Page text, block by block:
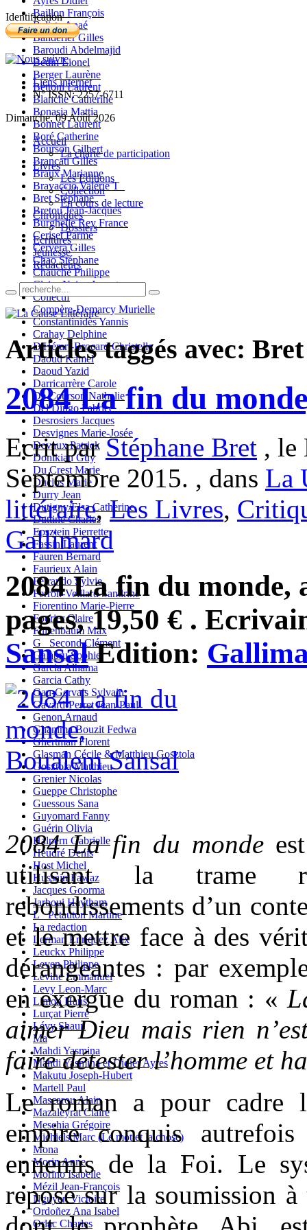
Baillon François
Balista Anaé
Banderier Gilles
Baroudi Abdelmajid
Bedin Lionel
Berger Laurène
Bettoni Laurent
Blanche Catherine
Bonasia Mattia
Bonnet Laurent
Boré Catherine
Bourson Gilbert
Brancati Gilles
Braux Marianne
Bravaccio Valérie T_
Bret Stéphane
Bretou Jean-Jacques
Burghelle Rey France
Ceriset Parme
Cervera Gilles
Chao Stéphane
Chauché Philippe
Claire-Neige Jaunet
Collectif
Compère-Demarcy Murielle
Constantinidès Yannis
Crahay Delphine
D'Hérart-Brocard Christelle
Daoud Kamel
Daoud Yazid
Darricarrère Carole
De Courson Nathalie
Del Dingo Fabrice
Desrosiers Jacques
Desvignes Marie-Josée
Devaux Patrick
Donikian Guy
Du Crest Marie
Duclos Marie
Durry Jean
Dutigny/Elsa Catherine
Duttine Charles
Epsztein Pierrette
Fassin Laurent
Fauren Bernard
Faurieux Alain
Ferrando Sylvie
Ferron-Veillard Sandrine
Fiorentino Marie-Pierre
Fourier Claire
Fullenbaum Max
G_ Second Clément
Galabru Sophie
Garcia Alhama
Garcia Cathy
Gau-Gervais Sylvain
Gavard-Perret Jean-Paul
Genon Arnaud
Ghanima Bouzit Fedwa
Ghertman Florent
Glasman Cécile & Matthieu Gosztola
Gosztola Matthieu
Grenier Nicolas
Gueppe Christophe
Guessous Sana
Guyomard Fanny
Guérin Olivia
Halpern Gabrielle
Heudré Denis
Host Michel
Hussain Fawaz
Jacques Goorma
Jarboui Haytham
L_ Petauton Martine
La redaction
Lerman Enriquez Alix
Leuckx Philippe
Leven Philippe
Levine Emmanuel
Levy Leon-Marc
Limon Hans
Lurçat Pierre
Lévy Shaun
Ma
Mahdi Yasmina
Mahdi Yasmina et Didier Ayres
Makutu Joseph-Hubert
Martell Paul
Mascarou Alain
Mazaleyrat Claire
Meschia Grégoire
Michiels Marc (Le mot et la chose)
Mona
Morin Anne
Morino Isabelle
Mézil Jean-François
Nguyen Victoire
Ordoñez Ana Isabel
Orlac Charles
Identification
Liens internet
N° ISSN: 2257-6711
Dimanche, 09 Août 2026
Accueil
La charte de participation
Livres
Les Editions
Collection
En cours de lecture
Chroniques
Dossiers
Ecritures
Jeunesse
Rédacteurs
Articles taggés avec:
2084 La fin du
Ecrit parStéphane Bret , le
Septembre 2015. , dans La
littéraire,Les Livres,
Gallimard
2084 La fin du monde,
pages, 19,50 € .
SansalEdition:
2084 La fin du monde
utilisant la trame
rebondissements d’un
et le mettre face à des
dérangeantes : par
en exergue du roman : «
aimer Dieu mais rien
faire détester l’homme et
Le roman a pour cadre
empire conquis
ennemis de la Foi. Le
repose sur la soumission